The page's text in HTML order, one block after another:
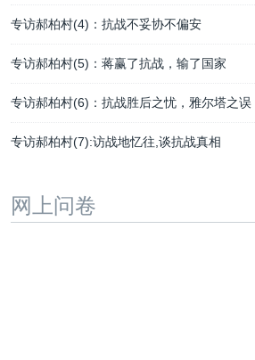
专访郝柏村(4)：抗战不妥协不偏安
专访郝柏村(5)：蒋赢了抗战，输了国家
专访郝柏村(6)：抗战胜后之忧，雅尔塔之误
专访郝柏村(7):访战地忆往,谈抗战真相
网上问卷